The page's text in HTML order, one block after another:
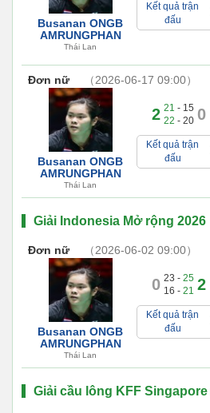
Busanan ONGB
AMRUNGPHAN
Thái Lan
Kết quả trận
đấu
Đơn nữ （2026-06-17 09:00）
Busanan ONGB
AMRUNGPHAN
Thái Lan
2 21 - 15
22 - 20 0
Kết quả trận
đấu
Giải Indonesia Mở rộng 2026
Đơn nữ （2026-06-02 09:00）
Busanan ONGB
AMRUNGPHAN
Thái Lan
0 23 - 25
16 - 21 2
Kết quả trận
đấu
Giải cầu lông KFF